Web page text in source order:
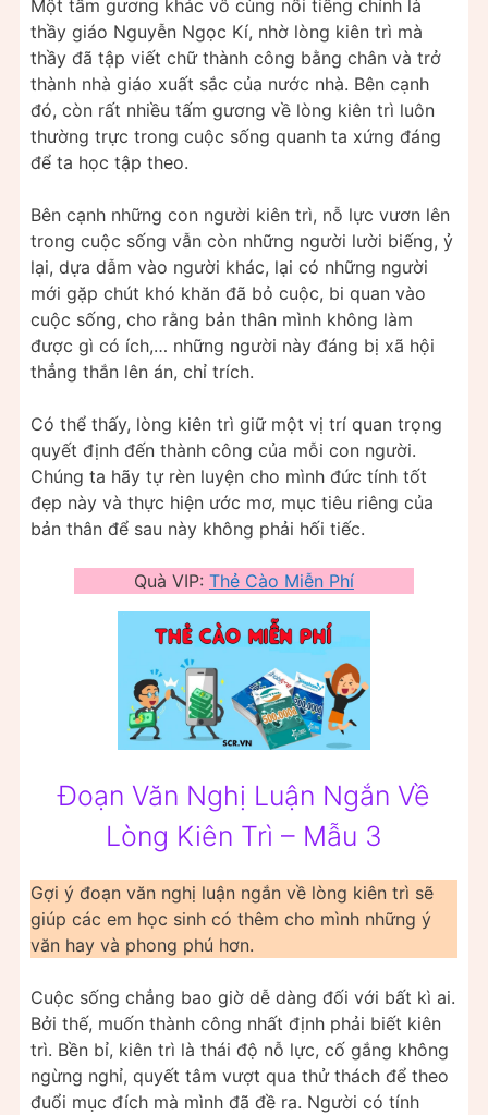
Một tấm gương khác vô cùng nổi tiếng chính là
thầy giáo Nguyễn Ngọc Kí, nhờ lòng kiên trì mà
thầy đã tập viết chữ thành công bằng chân và trở
thành nhà giáo xuất sắc của nước nhà. Bên cạnh
đó, còn rất nhiều tấm gương về lòng kiên trì luôn
thường trực trong cuộc sống quanh ta xứng đáng
để ta học tập theo.
Bên cạnh những con người kiên trì, nỗ lực vươn lên
trong cuộc sống vẫn còn những người lười biếng, ỷ
lại, dựa dẫm vào người khác, lại có những người
mới gặp chút khó khăn đã bỏ cuộc, bi quan vào
cuộc sống, cho rằng bản thân mình không làm
được gì có ích,… những người này đáng bị xã hội
thẳng thắn lên án, chỉ trích.
Có thể thấy, lòng kiên trì giữ một vị trí quan trọng
quyết định đến thành công của mỗi con người.
Chúng ta hãy tự rèn luyện cho mình đức tính tốt
đẹp này và thực hiện ước mơ, mục tiêu riêng của
bản thân để sau này không phải hối tiếc.
Quà VIP: Thẻ Cào Miễn Phí
Đoạn Văn Nghị Luận Ngắn Về
Lòng Kiên Trì – Mẫu 3
Gợi ý đoạn văn nghị luận ngắn về lòng kiên trì sẽ
giúp các em học sinh có thêm cho mình những ý
văn hay và phong phú hơn.
Cuộc sống chẳng bao giờ dễ dàng đối với bất kì ai.
Bởi thế, muốn thành công nhất định phải biết kiên
trì. Bền bỉ, kiên trì là thái độ nỗ lực, cố gắng không
ngừng nghỉ, quyết tâm vượt qua thử thách để theo
đuổi mục đích mà mình đã đề ra. Người có tính